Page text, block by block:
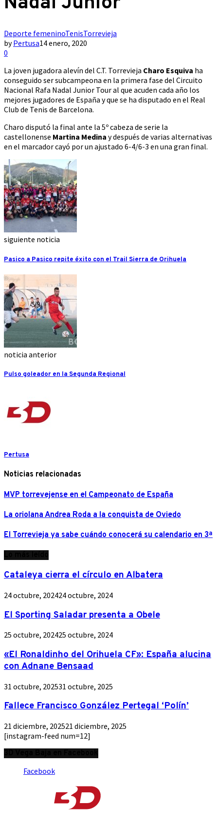
Deporte femeninoTenisTorrevieja
byPertusa14 enero, 2020
0
La joven jugadora alevín del C.T. Torrevieja Charo Esquiva ha
conseguido ser subcampeona en la primera fase del Circuito
Nacional Rafa Nadal Junior Tour al que acuden cada año los
mejores jugadores de España y que se ha disputado en el Real
Club de Tenis de Barcelona.
Charo disputó la final ante la 5º cabeza de serie la
castellonense Martina Medina y después de varias alternativas
en el marcador cayó por un ajustado 6-4/6-3 en una gran final.
siguiente noticia
Pasico a Pasico repite éxito con el Trail Sierra de Orihuela
noticia anterior
Pulso goleador en la Segunda Regional
Pertusa
Noticias relacionadas
MVP torrevejense en el Campeonato de España
La oriolana Andrea Roda a la conquista de Oviedo
El Torrevieja ya sabe cuándo conocerá su calendario en 3ª
Cataleya cierra el círculo en Albatera
24 octubre, 202424 octubre, 2024
El Sporting Saladar presenta a Obele
25 octubre, 202425 octubre, 2024
«El Ronaldinho del Orihuela CF»: España alucina
con Adnane Bensaad
31 octubre, 202531 octubre, 2025
Fallece Francisco González Pertegal ‘Polín’
21 diciembre, 202521 diciembre, 2025
[instagram-feed num=12]
Facebook